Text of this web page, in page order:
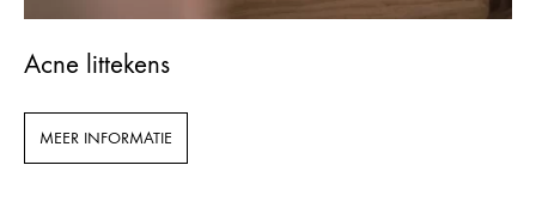
Acne littekens
MEER INFORMATIE